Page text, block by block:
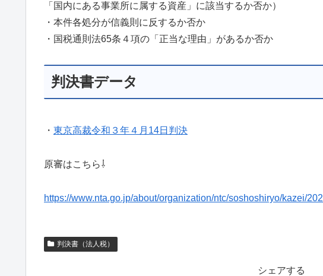
「国内にある事業所に属する資産」に該当するか否か）
・本件各処分が信義則に反するか否か
・国税通則法65条４項の「正当な理由」があるか否か
判決書データ
・ 東京高裁令和３年４月14日判決
原審はこちら⇩
https://www.nta.go.jp/about/organization/ntc/soshoshiryo/kazei/
判決書（法人税）
シェアする